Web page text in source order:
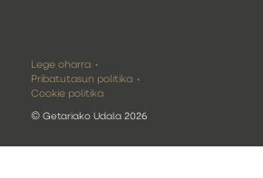
Lege oharra
Pribatutasun politika
Cookie politika
©Getariako Udala 2026